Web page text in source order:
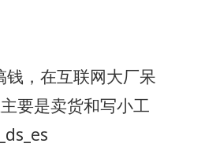
钱，在互联网大厂呆
要是卖货和写小工